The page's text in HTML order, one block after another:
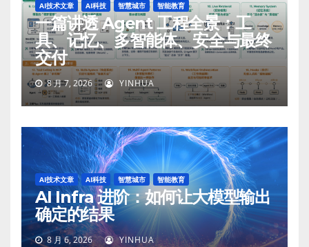
AI技术文章 AI科技 智慧城市 智能教育
一篇讲透 Agent 工程全景：工
具、记忆、多智能体、安全与最终
交付
8 月 7, 2026 YINHUA
AI技术文章 AI科技 智慧城市 智能教育
AI Infra 进阶：如何让大模型输出
确定的结果
8 月 6, 2026 YINHUA